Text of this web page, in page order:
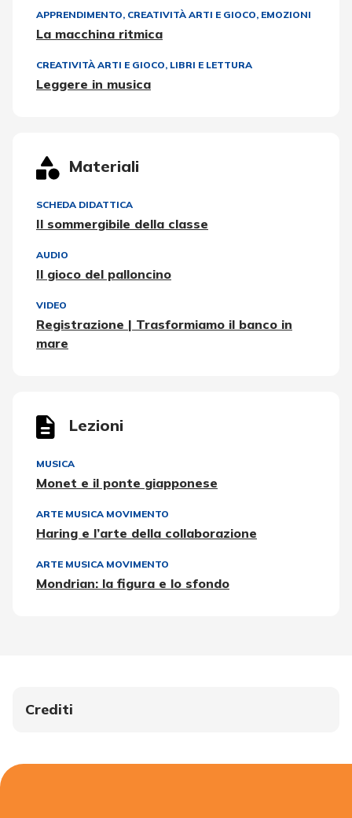
APPRENDIMENTO, CREATIVITÀ ARTI E GIOCO, EMOZIONI
La macchina ritmica
CREATIVITÀ ARTI E GIOCO, LIBRI E LETTURA
Leggere in musica
Materiali
SCHEDA DIDATTICA
Il sommergibile della classe
AUDIO
Il gioco del palloncino
VIDEO
Registrazione | Trasformiamo il banco in
mare
Lezioni
MUSICA
Monet e il ponte giapponese
ARTE MUSICA MOVIMENTO
Haring e l’arte della collaborazione
ARTE MUSICA MOVIMENTO
Mondrian: la figura e lo sfondo
Crediti